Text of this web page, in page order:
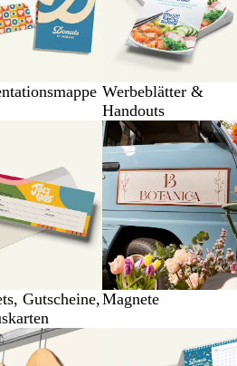
Werbeblätter &
Handouts
Gutscheine,Magnete